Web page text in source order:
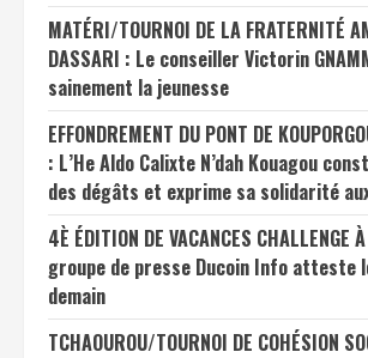
MATÉRI/TOURNOI DE LA FRATERNITÉ
DASSARI : Le conseiller Victorin
sainement la jeunesse
EFFONDREMENT DU PONT DE
: L’He Aldo Calixte N’dah Kouagou
des dégâts et exprime sa solidarité
4È ÉDITION DE VACANCES CHALLENGE
groupe de presse Ducoin Info atteste
demain
TCHAOUROU/TOURNOI DE COHÉSION